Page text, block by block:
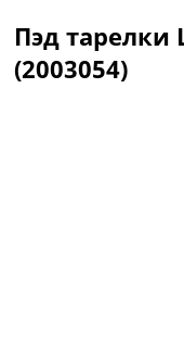
Пэд тарелки
(2003054)